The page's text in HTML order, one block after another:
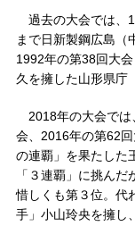
過去の大会では、
まで日新製鋼広島（
1992年の第38回大
久を擁した山形県庁
2018年の大会では
会、2016年の第62
の連覇」を果たした
「３連覇」に挑ん
惜しくも第３位。代
手」小山玲央を擁し